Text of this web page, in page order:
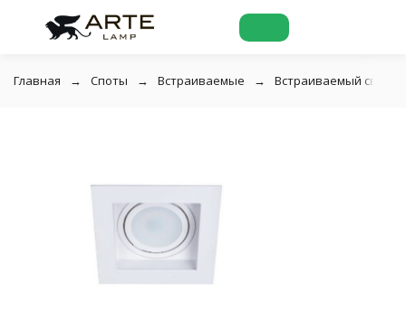
Главная Споты Встраиваемые Встраиваемый